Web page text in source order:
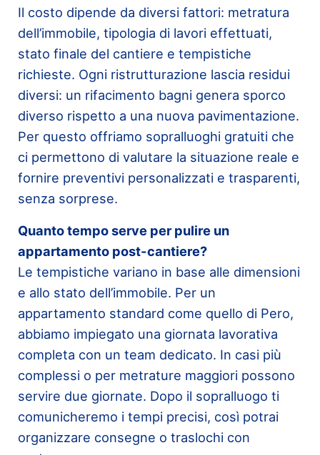
Il costo dipende da diversi fattori: metratura
dell’immobile, tipologia di lavori effettuati,
stato finale del cantiere e tempistiche
richieste. Ogni ristrutturazione lascia residui
diversi: un rifacimento bagni genera sporco
diverso rispetto a una nuova pavimentazione.
Per questo offriamo sopralluoghi gratuiti che
ci permettono di valutare la situazione reale e
fornire preventivi personalizzati e trasparenti,
senza sorprese.
Quanto tempo serve per pulire un
appartamento post-cantiere?
Le tempistiche variano in base alle dimensioni
e allo stato dell’immobile. Per un
appartamento standard come quello di Pero,
abbiamo impiegato una giornata lavorativa
completa con un team dedicato. In casi più
complessi o per metrature maggiori possono
servire due giornate. Dopo il sopralluogo ti
comunicheremo i tempi precisi, così potrai
organizzare consegne o traslochi con